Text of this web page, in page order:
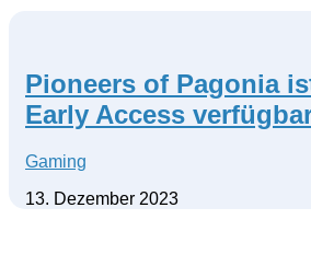
Pioneers of Pagonia
Early Access
Gaming
13. Dezember 2023